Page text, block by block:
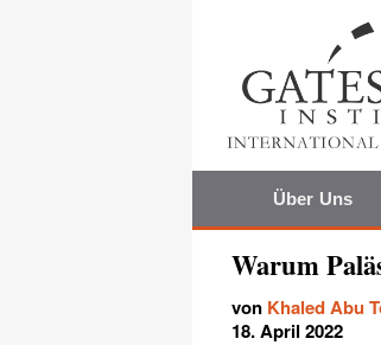
Über Uns
Warum
von Khaled Abu
18. April 2022